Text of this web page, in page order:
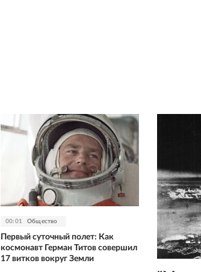
00:01 Общество
Первый суточный полет: Как
космонавт Герман Титов совершил
17 витков вокруг Земли